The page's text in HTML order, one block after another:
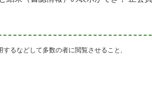
るなどして多数の者に閲覧させること,